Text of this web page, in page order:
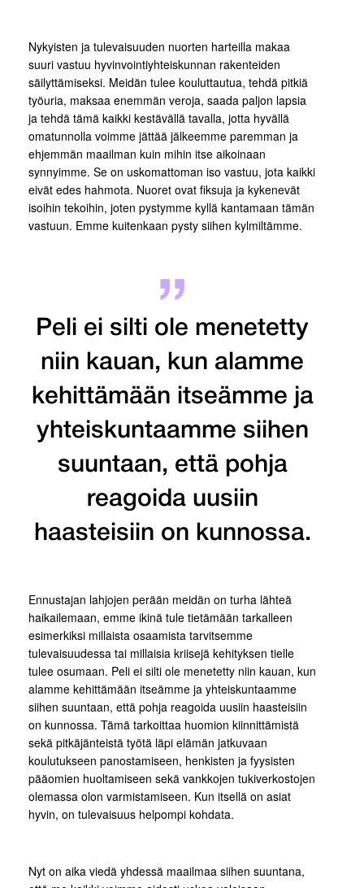
Nykyisten ja tulevaisuuden nuorten harteilla makaa
suuri vastuu hyvinvointiyhteiskunnan rakenteiden
säilyttämiseksi. Meidän tulee kouluttautua, tehdä pitkiä
työuria, maksaa enemmän veroja, saada paljon lapsia
ja tehdä tämä kaikki kestävällä tavalla, jotta hyvällä
omatunnolla voimme jättää jälkeemme paremman ja
ehjemmän maailman kuin mihin itse aikoinaan
synnyimme. Se on uskomattoman iso vastuu, jota kaikki
eivät edes hahmota. Nuoret ovat fiksuja ja kykenevät
isoihin tekoihin, joten pystymme kyllä kantamaan tämän
vastuun. Emme kuitenkaan pysty siihen kylmiltämme.
Peli ei silti ole menetetty
niin kauan, kun alamme
kehittämään itseämme ja
yhteiskuntaamme siihen
suuntaan, että pohja
reagoida uusiin
haasteisiin on kunnossa.
Ennustajan lahjojen perään meidän on turha lähteä
haikailemaan, emme ikinä tule tietämään tarkalleen
esimerkiksi millaista osaamista tarvitsemme
tulevaisuudessa tai millaisia kriisejä kehityksen tielle
tulee osumaan. Peli ei silti ole menetetty niin kauan, kun
alamme kehittämään itseämme ja yhteiskuntaamme
siihen suuntaan, että pohja reagoida uusiin haasteisiin
on kunnossa. Tämä tarkoittaa huomion kiinnittämistä
sekä pitkäjänteistä työtä läpi elämän jatkuvaan
koulutukseen panostamiseen, henkisten ja fyysisten
pääomien huoltamiseen sekä vankkojen tukiverkostojen
olemassa olon varmistamiseen. Kun itsellä on asiat
hyvin, on tulevaisuus helpompi kohdata.
Nyt on aika viedä yhdessä maailmaa siihen suuntana,